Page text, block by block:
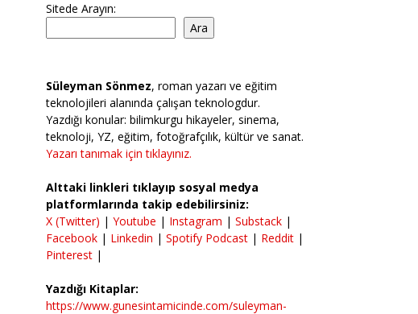
Sitede Arayın:
Ara
Süleyman Sönmez, roman yazarı ve eğitim
teknolojileri alanında çalışan teknologdur.
Yazdığı konular: bilimkurgu hikayeler, sinema,
teknoloji, YZ, eğitim, fotoğrafçılık, kültür ve sanat.
Yazarı tanımak için tıklayınız.
Alttaki linkleri tıklayıp sosyal medya
platformlarında takip edebilirsiniz:
X (Twitter) | Youtube | Instagram | Substack |
Facebook | Linkedin | Spotify Podcast | Reddit |
Pinterest |
Yazdığı Kitaplar:
https://www.gunesintamicinde.com/suleyman-